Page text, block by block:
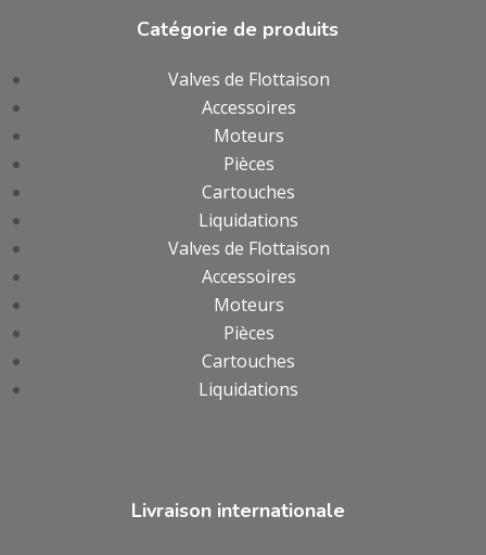
Catégorie de produits
Valves de Flottaison
Accessoires
Moteurs
Pièces
Cartouches
Liquidations
Valves de Flottaison
Accessoires
Moteurs
Pièces
Cartouches
Liquidations
Livraison internationale